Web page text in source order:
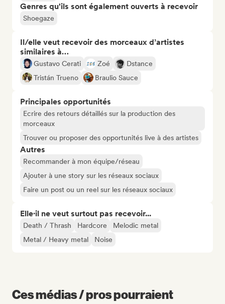
Genres qu'ils sont également ouverts à recevoir
Shoegaze
Il/elle veut recevoir des morceaux d’artistes
similaires à…
Gustavo Cerati Zoé
Dstance
Tristán Trueno
Braulio Sauce
Principales opportunités
Ecrire des retours détaillés sur la production des
morceaux
Trouver ou proposer des opportunités live à des artistes
Autres
Recommander à mon équipe/réseau
Ajouter à une story sur les réseaux sociaux
Faire un post ou un reel sur les réseaux sociaux
Elle·il ne veut surtout pas recevoir...
Death / Thrash Hardcore
Melodic metal
Metal / Heavy metal
Noise
Ces médias / pros pourraient